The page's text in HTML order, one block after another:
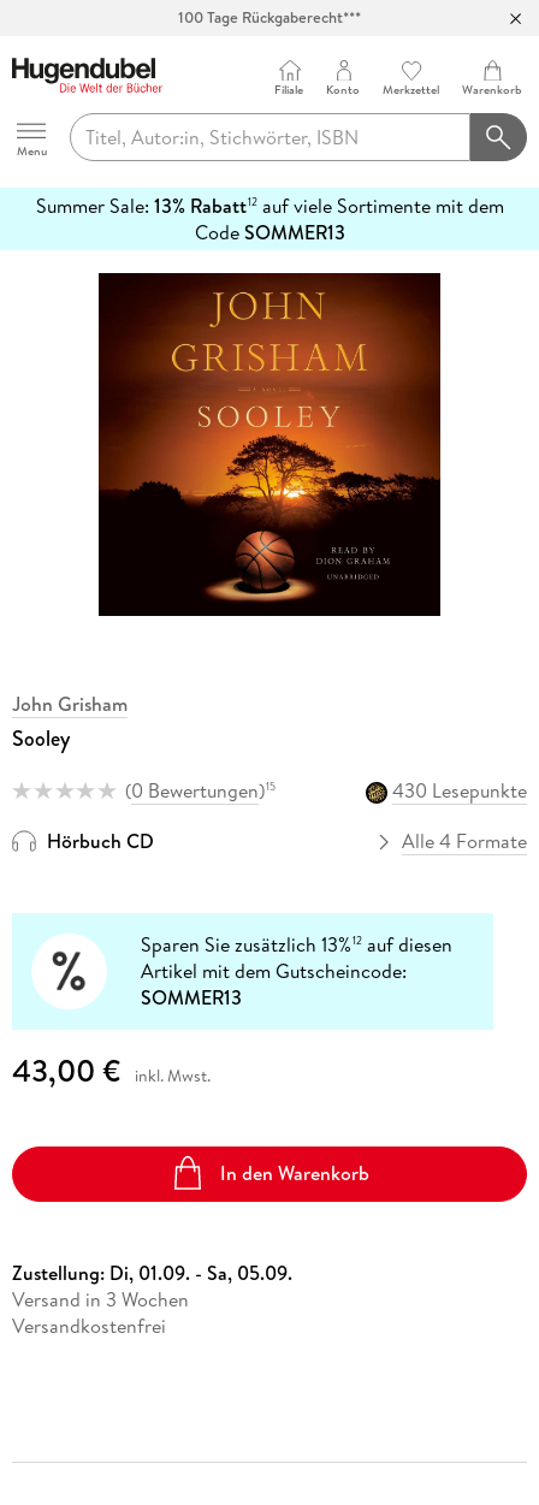
100 Tage Rückgaberecht***
Hugendubel
Menu
Filiale Konto Merkzettel Warenkorb
Summer Sale: 13% Rabatt12auf viele Sortimente mit dem
CodeSOMMER13
erfahren
John Grisham
Sooley
(0 Bewertungen)15
430 Lesepunkte
Hörbuch CD
Alle 4 Formate
Sparen Sie zusätzlich 13%12 auf diesen
Artikel mit dem Gutscheincode:
SOMMER13
43,00 € inkl. Mwst.
In den Warenkorb
Zustellung: Di, 01.09. - Sa, 05.09.
Versand in 3 Wochen
Versandkostenfrei